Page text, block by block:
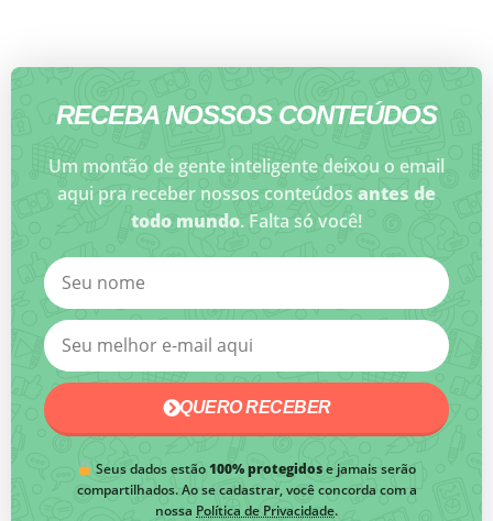
RECEBA NOSSOS CONTEÚDOS
Um montão de gente inteligente deixou o email
aqui pra receber nossos conteúdos antes de
todo mundo. Falta só você!
QUERO RECEBER
Seus dados estão100% protegidose jamais serão
compartilhados. Ao se cadastrar, você concorda com a
nossa Política de Privacidade.